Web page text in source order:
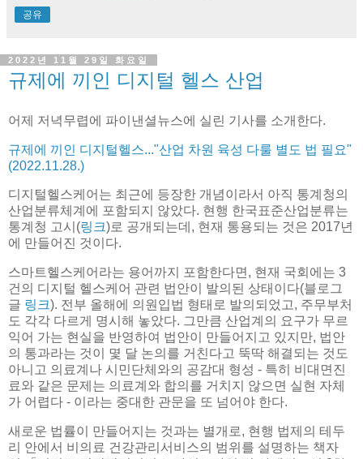
공유
2022년 11월 29일 화요일
규제에 끼인 디지털 헬스 산업
어제 저녁무렵에 파이낸셜뉴스에 실린 기사를 소개한다.
규제에 끼인 디지털헬스..."산업 차원 육성 다룰 별도 법 필요"
(2022.11.28.)
디지털헬스케어는 최근에 등장한 개념이라서 아직 통계청의
산업분류체계에 포함되지 않았다. 현행 한국표준산업분류는
통계청 고시(링크)로 공개되는데, 현재 통용되는 것은 2017년
에 만들어진 것이다.
스마트헬스케어라는 용어까지 포함한다면, 현재 국회에는 3
건의 디지털 헬스케어 관련 법안이 발의된 상태이다(블로그
글 링크). 전부 올해에 의원입법 형태로 발의되었고, 주무부처
도 각각 다르게 명시해 놓았다. 그만큼 산업계의 요구가 무르
익어 가는 현실을 반영하여 법안이 만들어지고 있지만, 법안
의 통과라는 것이 몇 달 논의를 거친다고 뚝딱 해결되는 것도
아니고 의료계나 시민단체와의 공감대 형성 - 특히 비대면진
료와 같은 문제는 의료계와 합의를 거치지 않으면 실현 자체
가 어렵다 - 이라는 중대한 관문을 또 넘어야 한다.
새로운 법률이 만들어지는 것과는 별개로, 현행 법제의 테두
리 안에서 비의료 건강관리서비스의 범위를 설명하는 책자